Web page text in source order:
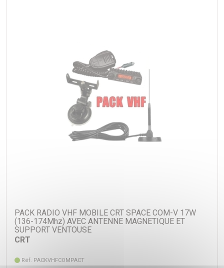
PACK RADIO VHF MOBILE CRT SPACE COM-V 17W
(136-174Mhz) AVEC ANTENNE MAGNETIQUE ET
SUPPORT VENTOUSE
CRT
Réf. PACKVHFCOMPACT